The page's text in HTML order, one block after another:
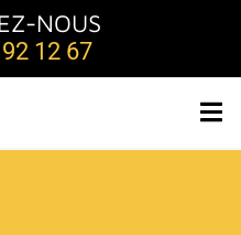
NOUS
12 67